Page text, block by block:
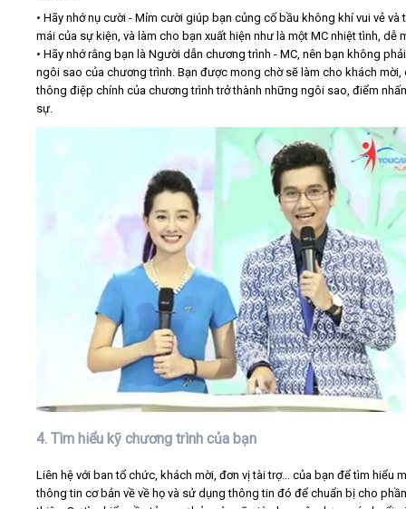
• Hãy nhớ nụ cười - Mỉm cười giúp bạn củng cố bầu không khí vui vẻ và
mái của sự kiện, và làm cho bạn xuất hiện như là một MC nhiệt tình, dễ
• Hãy nhớ rằng bạn là Người dẫn chương trình - MC, nên bạn không
ngôi sao của chương trình. Bạn được mong chờ sẽ làm cho khách mời,
thông điệp chính của chương trình trở thành những ngôi sao, điểm
sự.
4. Tìm hiểu kỹ chương trình của bạn
Liên hệ với ban tổ chức, khách mời, đơn vị tài trợ... của bạn để tìm hiểu
thông tin cơ bản về về họ và sử dụng thông tin đó để chuẩn bị cho